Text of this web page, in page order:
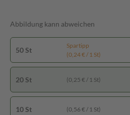
Abbildung kann abweichen
50 St
Spartipp
(0,24 € / 1 St)
20 St (0,25 € / 1 St)
10 St (0,56 € / 1 St)